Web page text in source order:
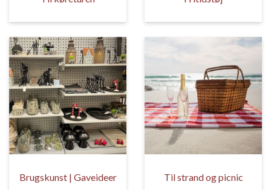
Brugskunst | Gaveideer Til strand og picnic